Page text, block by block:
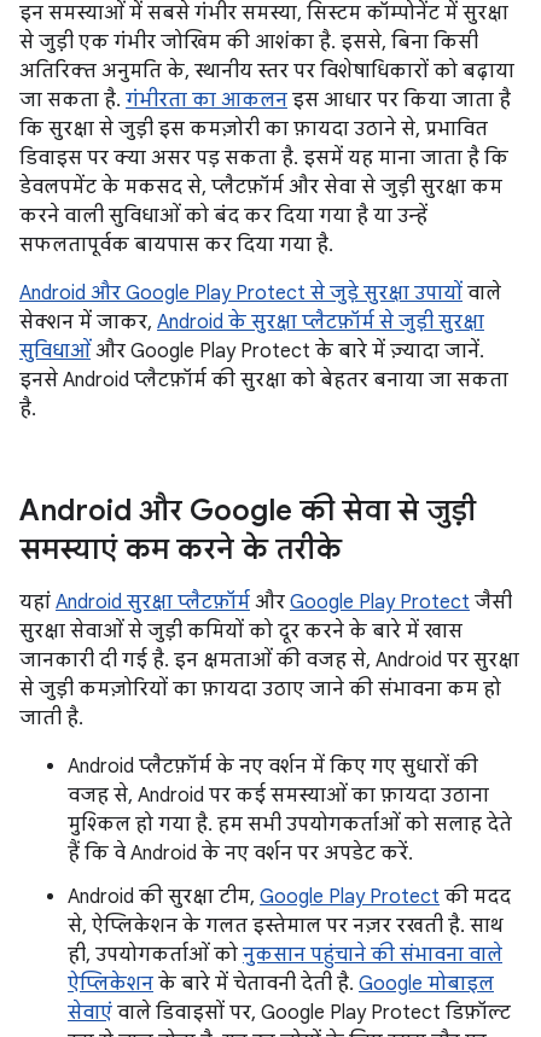
इन समस्याओं में सबसे गंभीर समस्या, सिस्टम कॉम्पोनेंट में सुरक्षा
से जुड़ी एक गंभीर जोखिम की आशंका है. इससे, बिना किसी
अतिरिक्त अनुमति के, स्थानीय स्तर पर विशेषाधिकारों को बढ़ाया
जा सकता है. गंभीरता का आकलन इस आधार पर किया जाता है
कि सुरक्षा से जुड़ी इस कमज़ोरी का फ़ायदा उठाने से, प्रभावित
डिवाइस पर क्या असर पड़ सकता है. इसमें यह माना जाता है कि
डेवलपमेंट के मकसद से, प्लैटफ़ॉर्म और सेवा से जुड़ी सुरक्षा कम
करने वाली सुविधाओं को बंद कर दिया गया है या उन्हें
सफलतापूर्वक बायपास कर दिया गया है.
Android और Google Play Protect से जुड़े सुरक्षा उपायों वाले
सेक्शन में जाकर, Android के सुरक्षा प्लैटफ़ॉर्म से जुड़ी सुरक्षा
सुविधाओं और Google Play Protect के बारे में ज़्यादा जानें.
इनसे Android प्लैटफ़ॉर्म की सुरक्षा को बेहतर बनाया जा सकता
है.
Android और Google की सेवा से जुड़ी
समस्याएं कम करने के तरीके
यहां Android सुरक्षा प्लैटफ़ॉर्म और Google Play Protect जैसी
सुरक्षा सेवाओं से जुड़ी कमियों को दूर करने के बारे में खास
जानकारी दी गई है. इन क्षमताओं की वजह से, Android पर सुरक्षा
से जुड़ी कमज़ोरियों का फ़ायदा उठाए जाने की संभावना कम हो
जाती है.
Android प्लैटफ़ॉर्म के नए वर्शन में किए गए सुधारों की
वजह से, Android पर कई समस्याओं का फ़ायदा उठाना
मुश्किल हो गया है. हम सभी उपयोगकर्ताओं को सलाह देते
हैं कि वे Android के नए वर्शन पर अपडेट करें.
Android की सुरक्षा टीम, Google Play Protect की मदद
से, ऐप्लिकेशन के गलत इस्तेमाल पर नज़र रखती है. साथ
ही, उपयोगकर्ताओं को नुकसान पहुंचाने की संभावना वाले
ऐप्लिकेशन के बारे में चेतावनी देती है. Google मोबाइल
सेवाएं वाले डिवाइसों पर, Google Play Protect डिफ़ॉल्ट